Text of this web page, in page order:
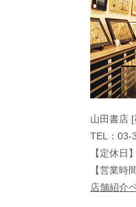
山田書店
TEL：03-
【定休
【営業時
店舗紹介